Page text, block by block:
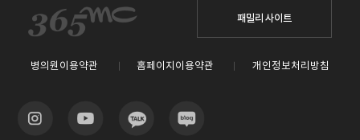
패밀리 사이트
병의원이용약관 홈페이지이용약관 개인정보처리방침